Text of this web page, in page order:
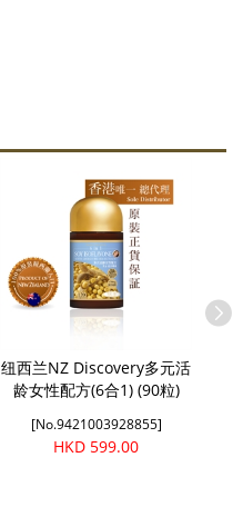
纽西兰NZ Discovery多元活
龄女性配方(6合1) (90粒)
[No.9421003928855]
HKD 599.00